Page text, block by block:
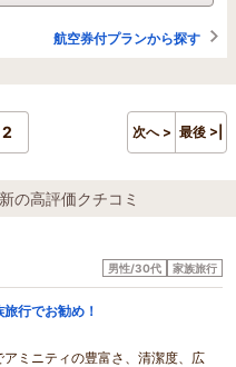
航空券付プランから探す
2 次へ > 最後 >|
の高評価クチコミ
男性/30代 家族旅行
行でお勧め！
ミニティの豊富さ、清潔度、広